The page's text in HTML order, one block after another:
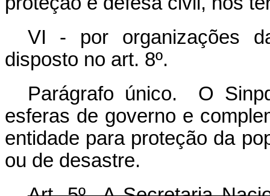
VI - por organizações
disposto no art. 8º.
Parágrafo único. O
esferas de governo e
entidade para proteção da
ou de desastre.